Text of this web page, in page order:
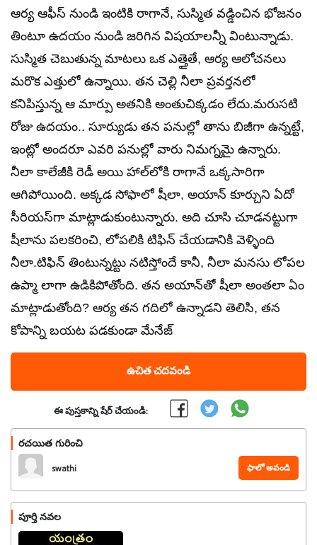
ఆర్య ఆఫీస్ నుండి ఇంటికి రాగానే, సుస్మిత వడ్డించిన భోజనం
తింటూ ఉదయం నుండి జరిగిన విషయాలన్నీ వింటున్నాడు.
సుస్మిత చెబుతున్న మాటలు ఒక ఎత్తైతే, ఆర్య ఆలోచనలు
మరొక ఎత్తులో ఉన్నాయి. తన చెల్లి నీలా ప్రవర్తనలో
కనిపిస్తున్న ఆ మార్పు అతనికి అంతుచిక్కడం లేదు.మరుసటి
రోజు ఉదయం.. సూర్యుడు తన పనుల్లో తాను బిజీగా ఉన్నట్టే,
ఇంట్లో అందరూ ఎవరి పనుల్లో వారు నిమగ్నమై ఉన్నారు.
నీలా కాలేజీకి రెడీ అయి హాల్‌లోకి రాగానే ఒక్కసారిగా
ఆగిపోయింది. అక్కడ సోఫాలో షీలా, అయాన్ కూర్చుని ఏదో
సీరియస్‌గా మాట్లాడుకుంటున్నారు. అది చూసి చూడనట్టుగా
షీలాను పలకరించి, లోపలికి టిఫిన్ చేయడానికి వెళ్ళింది
నీలా.టిఫిన్ తింటున్నట్టు నటిస్తోందే కానీ, నీలా మనసు లోపల
ఉప్మా లాగా ఉడికిపోతోంది. తన అయాన్‌తో షీలా అంతలా ఏం
మాట్లాడుతోంది? ఆర్య తన గదిలో ఉన్నాడని తెలిసి, తన
కోపాన్ని బయట పడకుండా మేనేజ్
ఉచిత చదవండి
ఈ పుస్తకాన్ని షేర్ చేయండి:
రచయిత గురించి
swathi ఫాలో అవండి
పూర్తి నవల